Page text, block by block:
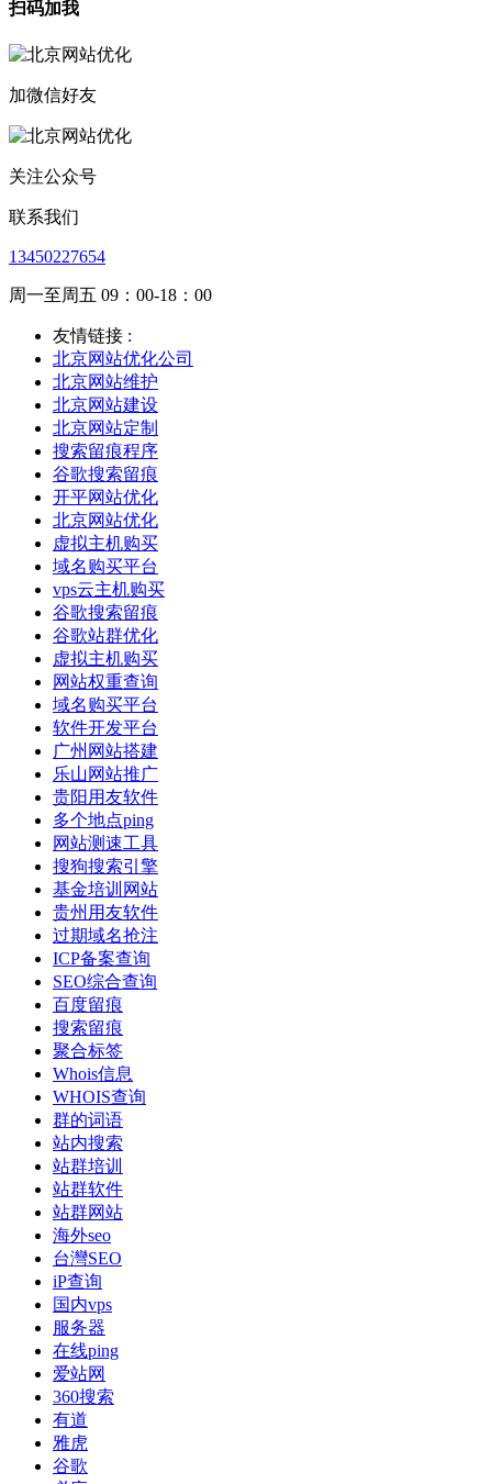
扫码加我
加微信好友
关注公众号
联系我们
13450227654
周一至周五 09：00-18：00
友情链接 :
北京网站优化公司
北京网站维护
北京网站建设
北京网站定制
搜索留痕程序
谷歌搜索留痕
开平网站优化
北京网站优化
虚拟主机购买
域名购买平台
vps云主机购买
谷歌搜索留痕
谷歌站群优化
虚拟主机购买
网站权重查询
域名购买平台
软件开发平台
广州网站搭建
乐山网站推广
贵阳用友软件
多个地点ping
网站测速工具
搜狗搜索引擎
基金培训网站
贵州用友软件
过期域名抢注
ICP备案查询
SEO综合查询
百度留痕
搜索留痕
聚合标签
Whois信息
WHOIS查询
群的词语
站内搜索
站群培训
站群软件
站群网站
海外seo
台灣SEO
iP查询
国内vps
服务器
在线ping
爱站网
360搜索
有道
雅虎
谷歌